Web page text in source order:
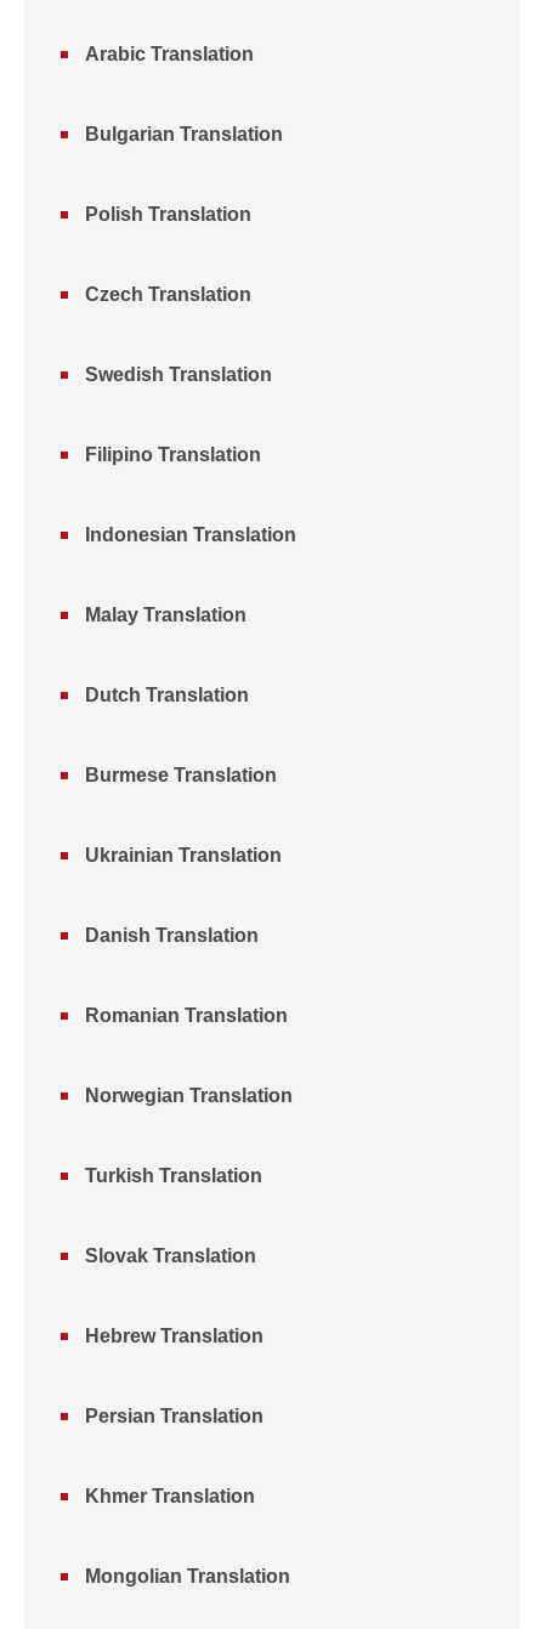
Arabic Translation
Bulgarian Translation
Polish Translation
Czech Translation
Swedish Translation
Filipino Translation
Indonesian Translation
Malay Translation
Dutch Translation
Burmese Translation
Ukrainian Translation
Danish Translation
Romanian Translation
Norwegian Translation
Turkish Translation
Slovak Translation
Hebrew Translation
Persian Translation
Khmer Translation
Mongolian Translation